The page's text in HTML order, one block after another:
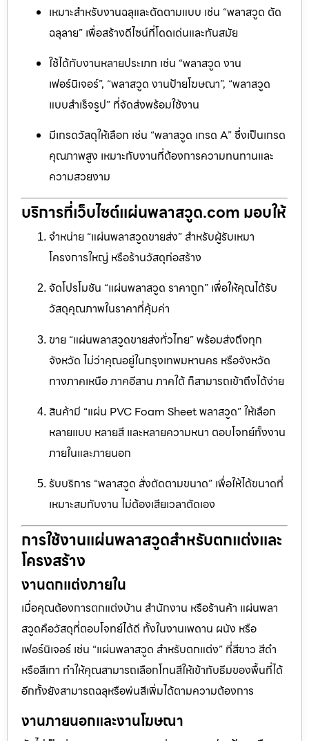
เหมาะสำหรับงานฉลุและตัดตามแบบ เช่น “พลาสวูด ตัด
ฉลุลาย” เพื่อสร้างดีไซน์ที่โดดเด่นและทันสมัย
ใช้ได้กับงานหลายประเภท เช่น “พลาสวูด งาน
เฟอร์นิเจอร์”, “พลาสวูด งานป้ายโฆษณา”, “พลาสวูด
แบบสำเร็จรูป” ที่จัดส่งพร้อมใช้งาน
มีเกรดวัสดุให้เลือก เช่น “พลาสวูด เกรด A” ซึ่งเป็นเกรด
คุณภาพสูง เหมาะกับงานที่ต้องการความทนทานและ
ความสวยงาม
บริการที่เว็บไซต์แผ่นพลาสวูด.com มอบให้
จำหน่าย “แผ่นพลาสวูดขายส่ง” สำหรับผู้รับเหมา
โครงการใหญ่ หรือร้านวัสดุก่อสร้าง
จัดโปรโมชัน “แผ่นพลาสวูด ราคาถูก” เพื่อให้คุณได้รับ
วัสดุคุณภาพในราคาที่คุ้มค่า
ขาย “แผ่นพลาสวูดขายส่งทั่วไทย” พร้อมส่งถึงทุก
จังหวัด ไม่ว่าคุณอยู่ในกรุงเทพมหานคร หรือจังหวัด
ทางภาคเหนือ ภาคอีสาน ภาคใต้ ก็สามารถเข้าถึงได้ง่าย
สินค้ามี “แผ่น PVC Foam Sheet พลาสวูด” ให้เลือก
หลายแบบ หลายสี และหลายความหนา ตอบโจทย์ทั้งงาน
ภายในและภายนอก
รับบริการ “พลาสวูด สั่งตัดตามขนาด” เพื่อให้ได้ขนาดที่
เหมาะสมกับงาน ไม่ต้องเสียเวลาตัดเอง
การใช้งานแผ่นพลาสวูดสำหรับตกแต่งและ
โครงสร้าง
งานตกแต่งภายใน
เมื่อคุณต้องการตกแต่งบ้าน สำนักงาน หรือร้านค้า แผ่นพลา
สวูดคือวัสดุที่ตอบโจทย์ได้ดี ทั้งในงานเพดาน ผนัง หรือ
เฟอร์นิเจอร์ เช่น “แผ่นพลาสวูด สำหรับตกแต่ง” ที่สีขาว สีดำ
หรือสีเทา ทำให้คุณสามารถเลือกโทนสีให้เข้ากับธีมของพื้นที่ได้
อีกทั้งยังสามารถฉลุหรือพ่นสีเพิ่มได้ตามความต้องการ
งานภายนอกและงานโฆษณา